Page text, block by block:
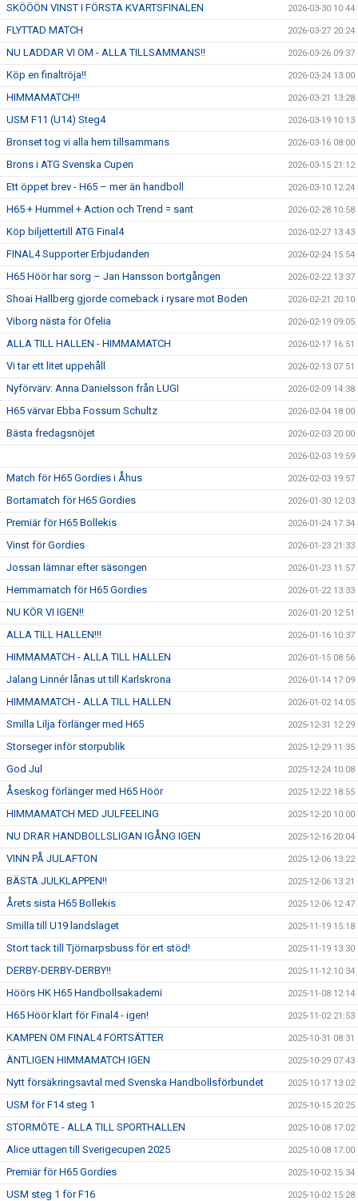
SKÖÖÖN VINST I FÖRSTA KVARTSFINALEN 2026-03-30 10:44
FLYTTAD MATCH 2026-03-27 20:24
NU LADDAR VI OM - ALLA TILLSAMMANS!! 2026-03-26 09:37
Köp en finaltröja!! 2026-03-24 13:00
HIMMAMATCH!! 2026-03-21 13:28
USM F11 (U14) Steg4 2026-03-19 10:13
Bronset tog vi alla hem tillsammans 2026-03-16 08:00
Brons i ATG Svenska Cupen 2026-03-15 21:12
Ett öppet brev - H65 – mer än handboll 2026-03-10 12:24
H65 + Hummel + Action och Trend = sant 2026-02-28 10:58
Köp biljettertill ATG Final4 2026-02-27 13:43
FINAL4 Supporter Erbjudanden 2026-02-24 15:54
H65 Höör har sorg – Jan Hansson bortgången 2026-02-22 13:37
Shoai Hallberg gjorde comeback i rysare mot Boden 2026-02-21 20:10
Viborg nästa för Ofelia 2026-02-19 09:05
ALLA TILL HALLEN - HIMMAMATCH 2026-02-17 16:51
Vi tar ett litet uppehåll 2026-02-13 07:51
Nyförvärv: Anna Danielsson från LUGI 2026-02-09 14:38
H65 värvar Ebba Fossum Schultz 2026-02-04 18:00
Bästa fredagsnöjet 2026-02-03 20:00
2026-02-03 19:59
Match för H65 Gordies i Åhus 2026-02-03 19:57
Bortamatch för H65 Gordies 2026-01-30 12:03
Premiär för H65 Bollekis 2026-01-24 17:34
Vinst för Gordies 2026-01-23 21:33
Jossan lämnar efter säsongen 2026-01-23 11:57
Hemmamatch för H65 Gordies 2026-01-22 13:33
NU KÖR VI IGEN!! 2026-01-20 12:51
ALLA TILL HALLEN!!! 2026-01-16 10:37
HIMMAMATCH - ALLA TILL HALLEN 2026-01-15 08:56
Jalang Linnér lånas ut till Karlskrona 2026-01-14 17:09
HIMMAMATCH - ALLA TILL HALLEN 2026-01-02 14:05
Smilla Lilja förlänger med H65 2025-12-31 12:29
Storseger inför storpublik 2025-12-29 11:35
God Jul 2025-12-24 10:08
Åseskog förlänger med H65 Höör 2025-12-22 18:55
HIMMAMATCH MED JULFEELING 2025-12-20 10:00
NU DRAR HANDBOLLSLIGAN IGÅNG IGEN 2025-12-16 20:04
VINN PÅ JULAFTON 2025-12-06 13:22
BÄSTA JULKLAPPEN!! 2025-12-06 13:21
Årets sista H65 Bollekis 2025-12-06 12:47
Smilla till U19 landslaget 2025-11-19 15:18
Stort tack till Tjörnarpsbuss för ert stöd! 2025-11-19 13:30
DERBY-DERBY-DERBY!! 2025-11-12 10:34
Höörs HK H65 Handbollsakademi 2025-11-08 12:14
H65 Höör klart för Final4 - igen! 2025-11-02 21:53
KAMPEN OM FINAL4 FORTSÄTTER 2025-10-31 08:31
ÄNTLIGEN HIMMAMATCH IGEN 2025-10-29 07:43
Nytt försäkringsavtal med Svenska Handbollsförbundet 2025-10-17 13:02
USM för F14 steg 1 2025-10-15 20:25
STORMÖTE - ALLA TILL SPORTHALLEN 2025-10-08 17:02
Alice uttagen till Sverigecupen 2025 2025-10-08 17:00
Premiär för H65 Gordies 2025-10-02 15:34
USM steg 1 för F16 2025-10-02 15:28